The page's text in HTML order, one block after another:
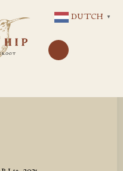
DUTCH ▼